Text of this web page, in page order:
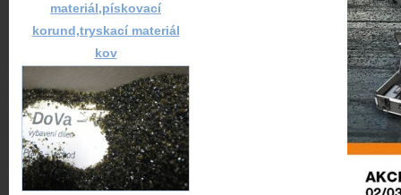
materiál,pískovací
korund,tryskací materiál
kov